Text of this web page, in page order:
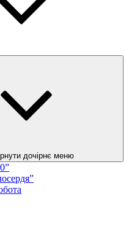
дочірнє меню